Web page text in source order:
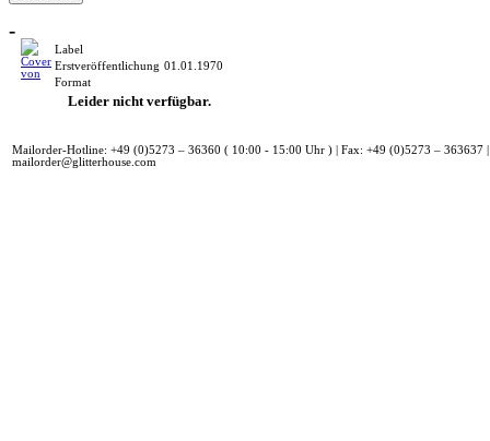
-
Label
Erstveröffentlichung 01.01.1970
Format
Leider nicht verfügbar.
Mailorder-Hotline: +49 (0)5273 – 36360 ( 10:00 - 15:00 Uhr ) | Fax: +49 (0)5273 – 363637
mailorder@glitterhouse.com